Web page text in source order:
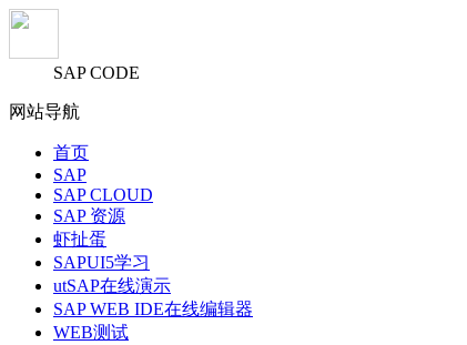
SAP CODE
网站导航
首页
SAP
SAP CLOUD
SAP 资源
虾扯蛋
SAPUI5学习
utSAP在线演示
SAP WEB IDE在线编辑器
WEB测试